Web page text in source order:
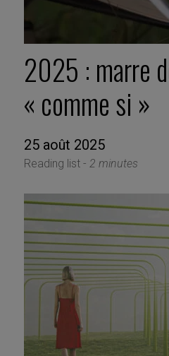
2025 : marre
« comme si »
25 août 2025
Reading list - 2 minutes